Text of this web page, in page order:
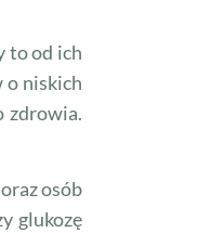
to od ich
o niskich
zdrowia.
osób
glukozę